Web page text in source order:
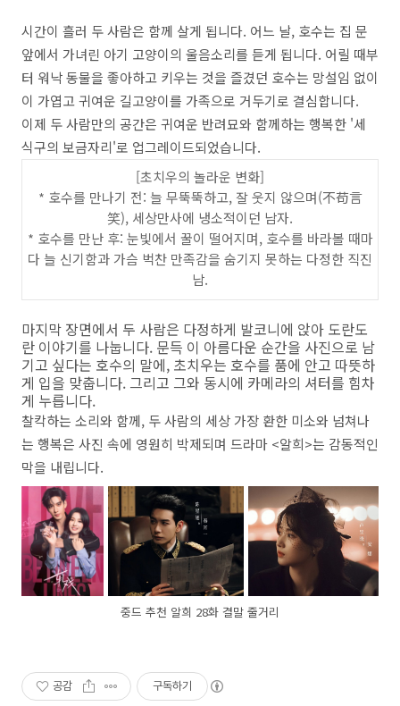
시간이 흘러 두 사람은 함께 살게 됩니다. 어느 날, 호수는 집 문
앞에서 가녀린 아기 고양이의 울음소리를 듣게 됩니다. 어릴 때부
터 워낙 동물을 좋아하고 키우는 것을 즐겼던 호수는 망설임 없이
이 가엽고 귀여운 길고양이를 가족으로 거두기로 결심합니다.
이제 두 사람만의 공간은 귀여운 반려묘와 함께하는 행복한 '세
식구의 보금자리'로 업그레이드되었습니다.
[초치우의 놀라운 변화]
* 호수를 만나기 전: 늘 무뚝뚝하고, 잘 웃지 않으며(不苟言
笑), 세상만사에 냉소적이던 남자.
* 호수를 만난 후: 눈빛에서 꿀이 떨어지며, 호수를 바라볼 때마
다 늘 신기함과 가슴 벅찬 만족감을 숨기지 못하는 다정한 직진
남.
마지막 장면에서 두 사람은 다정하게 발코니에 앉아 도란도
란 이야기를 나눕니다. 문득 이 아름다운 순간을 사진으로 남
기고 싶다는 호수의 말에, 초치우는 호수를 품에 안고 따뜻하
게 입을 맞춥니다. 그리고 그와 동시에 카메라의 셔터를 힘차
게 누릅니다.
찰칵하는 소리와 함께, 두 사람의 세상 가장 환한 미소와 넘쳐나
는 행복은 사진 속에 영원히 박제되며 드라마 <알희>는 감동적인
막을 내립니다.
중드 추천 알희 28화 결말 줄거리
공감 구독하기